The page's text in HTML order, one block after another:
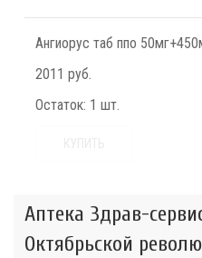
Ангиорус таб ппо
2011 руб.
Остаток: 1 шт.
Аптека Здрав-
Октябрьской